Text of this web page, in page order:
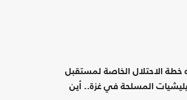
خطة الاحتلال الخاصة لمستقبل
المسلحة في غزة.. أين